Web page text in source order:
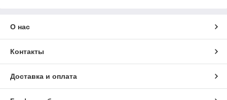
О нас
Контакты
Доставка и оплата